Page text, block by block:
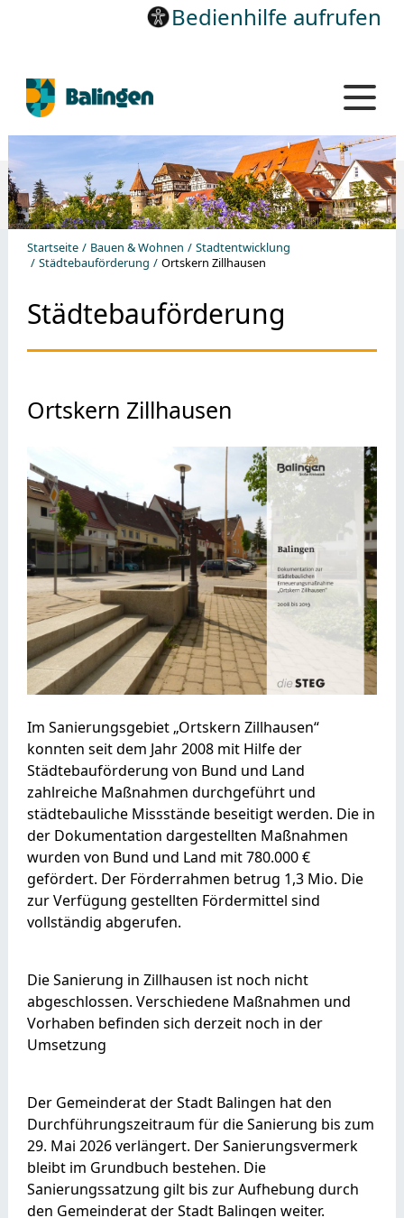
Bedienhilfe aufrufen
Startseite Bauen & Wohnen
Stadtentwicklung
Städtebauförderung
Ortskern Zillhausen
Städtebauförderung
Ortskern Zillhausen
Im Sanierungsgebiet „Ortskern Zillhausen“
konnten seit dem Jahr 2008 mit Hilfe der
Städtebauförderung von Bund und Land
zahlreiche Maßnahmen durchgeführt und
städtebauliche Missstände beseitigt werden. Die in
der Dokumentation dargestellten Maßnahmen
wurden von Bund und Land mit 780.000 €
gefördert. Der Förderrahmen betrug 1,3 Mio. Die
zur Verfügung gestellten Fördermittel sind
vollständig abgerufen.
Die Sanierung in Zillhausen ist noch nicht
abgeschlossen. Verschiedene Maßnahmen und
Vorhaben befinden sich derzeit noch in der
Umsetzung
Der Gemeinderat der Stadt Balingen hat den
Durchführungszeitraum für die Sanierung bis zum
29. Mai 2026 verlängert. Der Sanierungsvermerk
bleibt im Grundbuch bestehen. Die
Sanierungssatzung gilt bis zur Aufhebung durch
den Gemeinderat der Stadt Balingen weiter.